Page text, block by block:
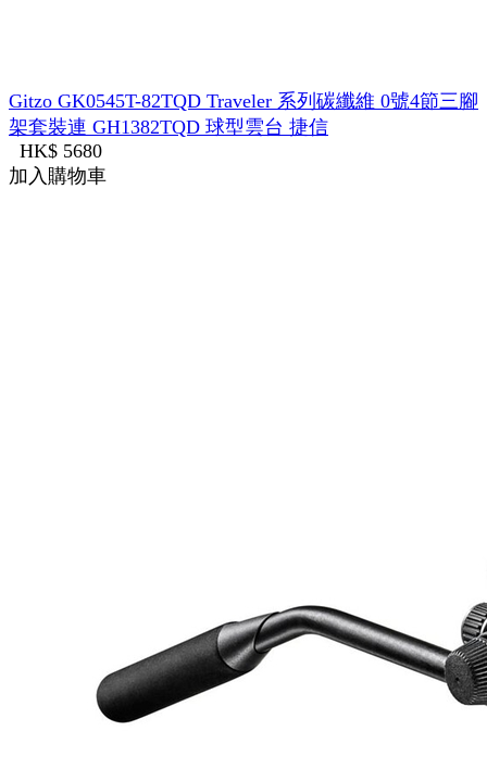
Gitzo GK0545T-82TQD Traveler 系列碳纖維 0號4節三腳
架套裝連 GH1382TQD 球型雲台 捷信
HK$ 5680
加入購物車